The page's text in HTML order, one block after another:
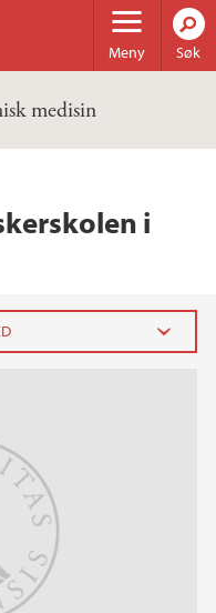
Meny Søk
medisin
i